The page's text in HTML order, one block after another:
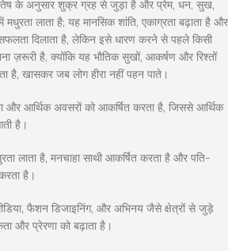
के अनुसार शुक्र ग्रह से जुड़ा है और प्रेम, धन, सुख,
लाता है; यह मानसिक शांति, एकाग्रता बढ़ाता है और
दिलाता है, लेकिन इसे धारण करने से पहले किसी
ज़रूरी है, क्योंकि यह भौतिक सुखों, आकर्षण और रिश्तों
है, खासकर जब लोग हीरा नहीं पहन पाते।
और आर्थिक अवसरों को आकर्षित करता है, जिससे आर्थिक
है।
लाता है, मनचाहा साथी आकर्षित करता है और पति-
है।
फैशन डिजाइनिंग, और अभिनय जैसे क्षेत्रों से जुड़े
और प्रेरणा को बढ़ाता है।